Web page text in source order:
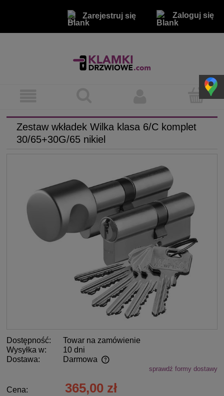
Zarejestruj się Zaloguj się
Zestaw wkładek Wilka klasa 6/C komplet
30/65+30G/65 nikiel
Dostępność:
Towar na zamówienie
Wysyłka w:
10 dni
Dostawa:
Darmowa
Cena nie zawiera ewentualnych kosztów płatnościsprawdź formy dostawy
Cena: 365,00 zł